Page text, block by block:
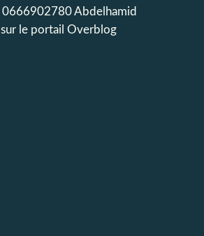
0666902780 Abdelhamid
sur le portail Overblog